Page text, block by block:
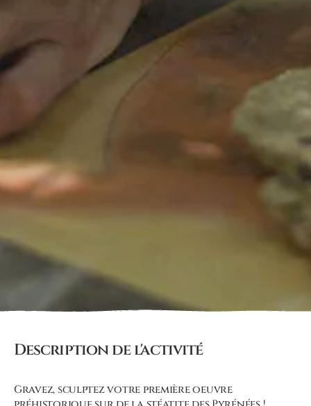
Description de l'activité
Gravez, sculptez votre première oeuvre